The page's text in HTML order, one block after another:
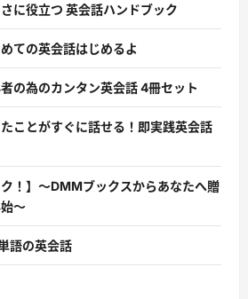
に役立つ 英会話ハンドブック
ての英会話はじめるよ
の為のカンタン英会話 4冊セット
たことがすぐに話せる！即実践英会話
ク！】〜DMMブックスからあなたへ贈
〜
語の英会話